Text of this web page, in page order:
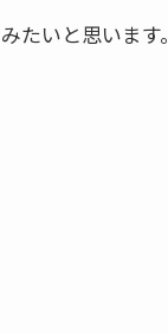
たいと思います。